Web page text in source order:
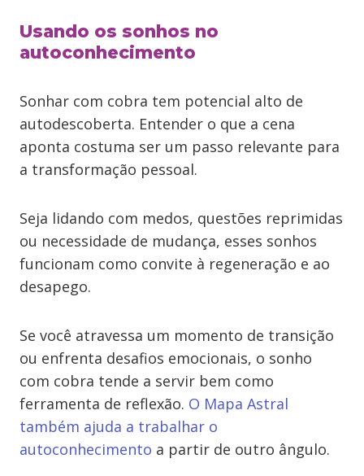
Usando os sonhos no
autoconhecimento
Sonhar com cobra tem potencial alto de
autodescoberta. Entender o que a cena
aponta costuma ser um passo relevante para
a transformação pessoal.
Seja lidando com medos, questões reprimidas
ou necessidade de mudança, esses sonhos
funcionam como convite à regeneração e ao
desapego.
Se você atravessa um momento de transição
ou enfrenta desafios emocionais, o sonho
com cobra tende a servir bem como
ferramenta de reflexão. O Mapa Astral
também ajuda a trabalhar o
autoconhecimento a partir de outro ângulo.